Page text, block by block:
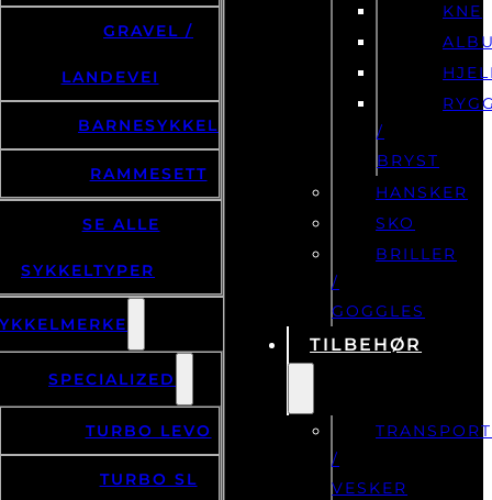
GRAVEL /
LANDEVEI
BARNESYKKEL
RAMMESETT
SE ALLE
SYKKELTYPER
SPECIALIZED
TURBO LEVO
TURBO SL
KNE
/
BRYST
HANSKER
SKO
BRILLER
/
GOGGLES
TILBEHØR
TRANSPORT
/
VESKER